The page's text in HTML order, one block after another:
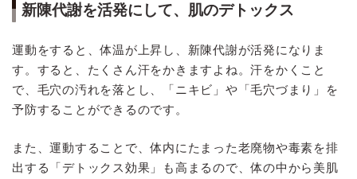
新陳代謝を活発にして、肌のデトックス
運動をすると、体温が上昇し、新陳代謝が活発になりま
す。すると、たくさん汗をかきますよね。汗をかくこと
で、毛穴の汚れを落とし、「ニキビ」や「毛穴づまり」を
予防することができるのです。
また、運動することで、体内にたまった老廃物や毒素を排
出する「デトックス効果」も高まるので、体の中から美肌